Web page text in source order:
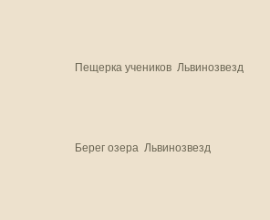
Пещерка учеников Львинозвезд
Берег озера Львинозвезд